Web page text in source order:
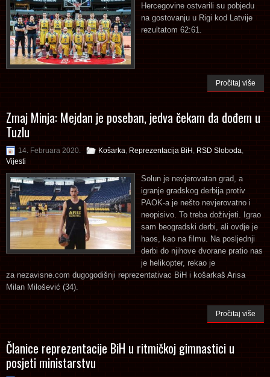
Hercegovine ostvarili su pobjedu
na gostovanju u Rigi kod Latvije
rezultatom 62:61.
Pročitaj više
Zmaj Minja: Mejdan je poseban, jedva čekam da dođem u
Tuzlu
14. Februara 2020. Košarka Reprezentacija BiH RSD Sloboda
Vijesti
Solun je nevjerovatan grad, a
igranje gradskog derbija protiv
PAOK-a je nešto nevjerovatno i
neopisivo. To treba doživjeti. Igrao
sam beogradski derbi, ali ovdje je
haos, kao na filmu. Na posljednji
derbi do njihove dvorane pratio nas
je helikopter, rekao je
za nezavisne.com dugogodišnji reprezentativac BiH i košarkaš Arisa
Milan Milošević (34).
Pročitaj više
Članice reprezentacije BiH u ritmičkoj gimnastici u
posjeti ministarstvu